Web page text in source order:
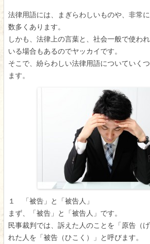
法律用語には、まぎらわしいものや、非常
数多くあります。
しかも、法律上の言葉と、社会一般で使わ
いる場合もあるのでヤッカイです。
そこで、紛らわしい法律用語についていく
ます。
１ 「被告」と「被告人」
まず、「被告」と「被告人」です。
民事裁判では、訴えた人のことを「原告（
れた人を「被告（ひこく）」と呼びます。